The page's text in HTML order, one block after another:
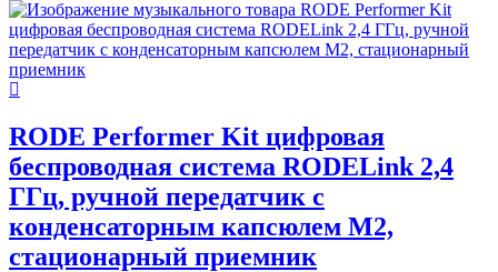
RODE Performer Kit цифровая
беспроводная система RODELink 2,4
ГГц, ручной передатчик с
конденсаторным капсюлем М2,
стационарный приемник